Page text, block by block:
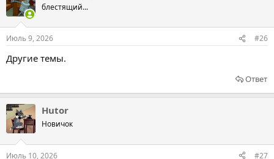
блестящий...
Июль 9, 2026 #26
Другие темы.
Ответ
Hutor
Новичок
Июль 10, 2026 #27